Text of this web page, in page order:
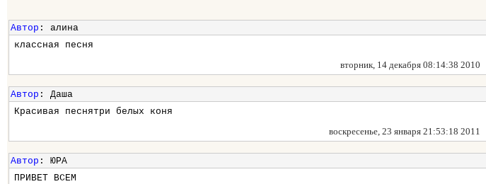
Автор : алина
классная песня
вторник, 14 декабря 08:14:38 2010
Автор : Даша
Красивая песнятри белых коня
воскресенье, 23 января 21:53:18 2011
Автор : ЮРА
ПРИВЕТ ВСЕМ